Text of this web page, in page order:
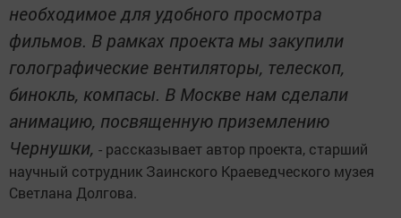
необходимое для удобного просмотра
фильмов. В рамках проекта мы закупили
голографические вентиляторы, телескоп,
бинокль, компасы. В Москве нам сделали
анимацию, посвященную приземлению
Чернушки, - рассказывает автор проекта, старший
научный сотрудник Заинского Краеведческого музея
Светлана Долгова.